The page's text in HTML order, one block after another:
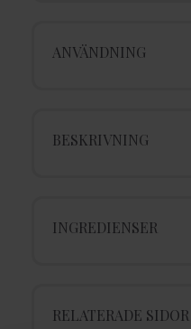
ANVÄNDNING
BESKRIVNING
INGREDIENSER
RELATERADE SIDOR